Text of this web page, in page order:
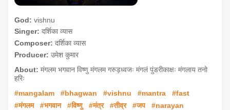
God: vishnu
Singer: दर्शिका व्यास
Composer: दर्शिका व्यास
Producer: उमेश कुमार
About: मंगलम भगवान विष्णु मंगलम गरुड़ध्वजः मंगलं पुंडरीकाक्षः मंगलाय तनो
हरिः
#mangalam
#bhagwan #vishnu #mantra
#fast
#मंगलम
#भगवान #विष्णु #मंत्र #तीव्र #जप
#narayan